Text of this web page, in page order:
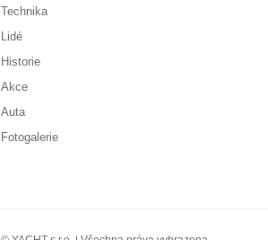
Technika
Lidé
Historie
Akce
Auta
Fotogalerie